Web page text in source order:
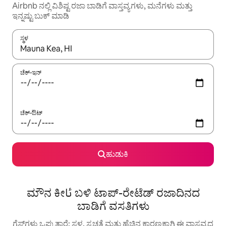
Airbnb ನಲ್ಲಿ ವಿಶಿಷ್ಟ ರಜಾ ಬಾಡಿಗೆ ವಾಸ್ತವ್ಯಗಳು, ಮನೆಗಳು ಮತ್ತು
ಇನ್ನಷ್ಟು ಬುಕ್ ಮಾಡಿ
ಸ್ಥಳ
ಫಲಿತಾಂಶಗಳು ಲಭ್ಯವಿರುವಾಗ, ಅಪ್ ಮತ್ತು ಡೌನ್ ಬಾಣದ ಕೀಲಿಗಳೊಂದಿಗೆ
ಚೆಕ್-ಇನ್
ಚೆಕ್-ಔಟ್
ಹುಡುಕಿ
ಮೌನ ಕೀئا ಬಳಿ ಟಾಪ್-ರೇಟೆಡ್ ರಜಾದಿನದ
ಬಾಡಿಗೆ ವಸತಿಗಳು
ಗೆಸ್ಟ್‌ಗಳು ಒಪ್ಪುತ್ತಾರೆ: ಸ್ಥಳ, ಸ್ವಚ್ಛತೆ ಮತ್ತು ಹೆಚ್ಚಿನ ಕಾರಣಕ್ಕಾಗಿ ಈ ವಾಸ್ತವ್ಯದ